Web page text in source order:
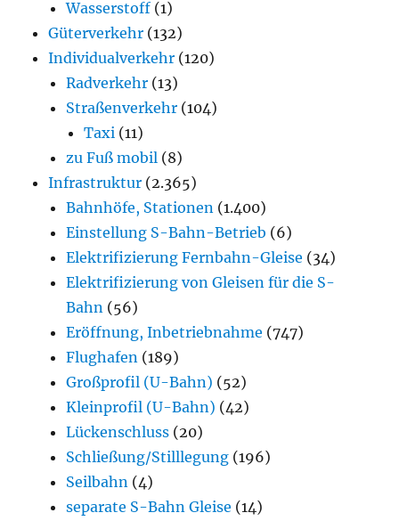
Wasserstoff (1)
Güterverkehr (132)
Individualverkehr (120)
Radverkehr (13)
Straßenverkehr (104)
Taxi (11)
zu Fuß mobil (8)
Infrastruktur (2.365)
Bahnhöfe, Stationen (1.400)
Einstellung S-Bahn-Betrieb (6)
Elektrifizierung Fernbahn-Gleise (34)
Elektrifizierung von Gleisen für die S-
Bahn (56)
Eröffnung, Inbetriebnahme (747)
Flughafen (189)
Großprofil (U-Bahn) (52)
Kleinprofil (U-Bahn) (42)
Lückenschluss (20)
Schließung/Stilllegung (196)
Seilbahn (4)
separate S-Bahn Gleise (14)